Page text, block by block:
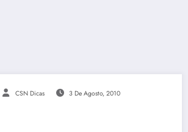
CSN Dicas 3 De Agosto, 2010